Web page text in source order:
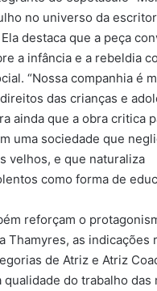
no universo da
destaca que a peça
a infância e a rebeldia
“Nossa companhia é
das crianças e
ainda que a obra critica
uma sociedade que
velhos, e que naturaliza
como forma de
reforçam o
Thamyres, as indicações
de Atriz e Atriz
qualidade do trabalho das